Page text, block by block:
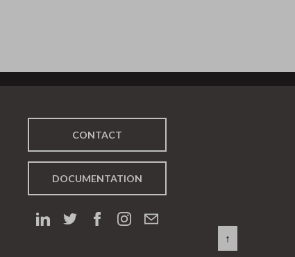
CONTACT
DOCUMENTATION
↑